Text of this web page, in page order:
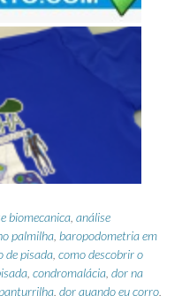
biomecanica análise
palmilha baropodometria em
de pisada como descobrir o
condromalácia dor na
dor quando eu corro